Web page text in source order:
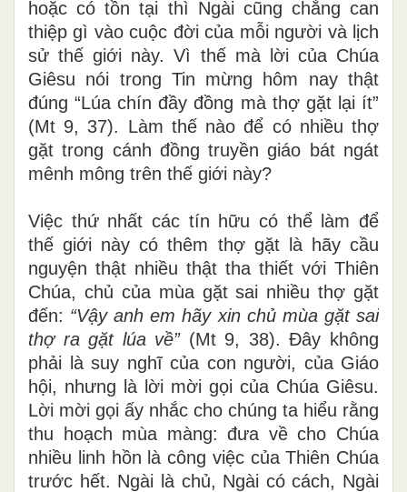
hoặc có tồn tại thì Ngài cũng chẳng can
thiệp gì vào cuộc đời của mỗi người và lịch
sử thế giới này. Vì thế mà lời của Chúa
Giêsu nói trong Tin mừng hôm nay thật
đúng “Lúa chín đầy đồng mà thợ gặt lại ít”
(Mt 9, 37). Làm thế nào để có nhiều thợ
gặt trong cánh đồng truyền giáo bát ngát
mênh mông trên thế giới này?
Việc thứ nhất các tín hữu có thể làm để
thế giới này có thêm thợ gặt là hãy cầu
nguyện thật nhiều thật tha thiết với Thiên
Chúa, chủ của mùa gặt sai nhiều thợ gặt
đến: “Vậy anh em hãy xin chủ mùa gặt sai
thợ ra gặt lúa về”(Mt 9, 38). Đây không
phải là suy nghĩ của con người, của Giáo
hội, nhưng là lời mời gọi của Chúa Giêsu.
Lời mời gọi ấy nhắc cho chúng ta hiểu rằng
thu hoạch mùa màng: đưa về cho Chúa
nhiều linh hồn là công việc của Thiên Chúa
trước hết. Ngài là chủ, Ngài có cách, Ngài